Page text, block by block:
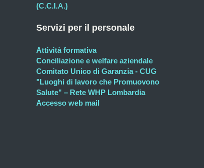
(C.C.I.A.)
Servizi per il personale
Attività formativa
Conciliazione e welfare aziendale
Comitato Unico di Garanzia - CUG
"Luoghi di lavoro che Promuovono
Salute" – Rete WHP Lombardia
Accesso web mail